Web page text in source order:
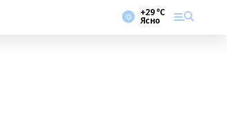
+29 °С
Ясно